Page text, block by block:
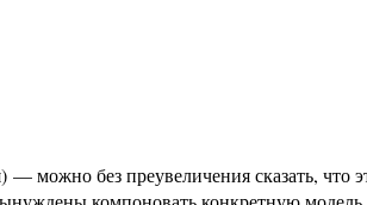
можно без преувеличения сказать, что